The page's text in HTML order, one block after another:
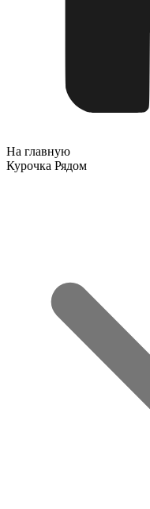
На главную
Курочка Рядом